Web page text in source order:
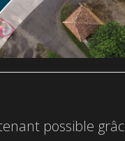
possible